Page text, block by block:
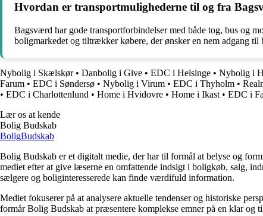
Hvordan er transportmulighederne til og fra
Bagsværd har gode transportforbindelser med både tog, bus og
boligmarkedet og tiltrækker købere, der ønsker en nem adgang til
Nybolig i Skælskør• Danbolig i Give • EDC i Helsinge • Nybolig i
Farum • EDC i Søndersø • Nybolig i Virum • EDC i Thyholm •
• EDC i Charlottenlund • Home i Hvidovre • Home i Ikast • EDC i
Lær os at kende
Bolig Budskab
BoligBudskab
Bolig Budskab er et digitalt medie, der har til formål at belyse og
mediet efter at give læserne en omfattende indsigt i boligkøb, salg,
sælgere og boliginteresserede kan finde værdifuld information.
Mediet fokuserer på at analysere aktuelle tendenser og historiske
formår Bolig Budskab at præsentere komplekse emner på en klar